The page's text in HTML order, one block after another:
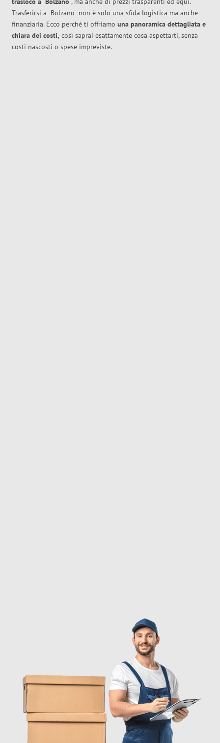
Trasferirsi a Bolzano non è solo una sfida logistica ma anche
finanziaria. Ecco perché ti offriamo una panoramica dettagliata e
chiara dei costi, così saprai esattamente cosa aspettarti, senza
costi nascosti o spese impreviste.